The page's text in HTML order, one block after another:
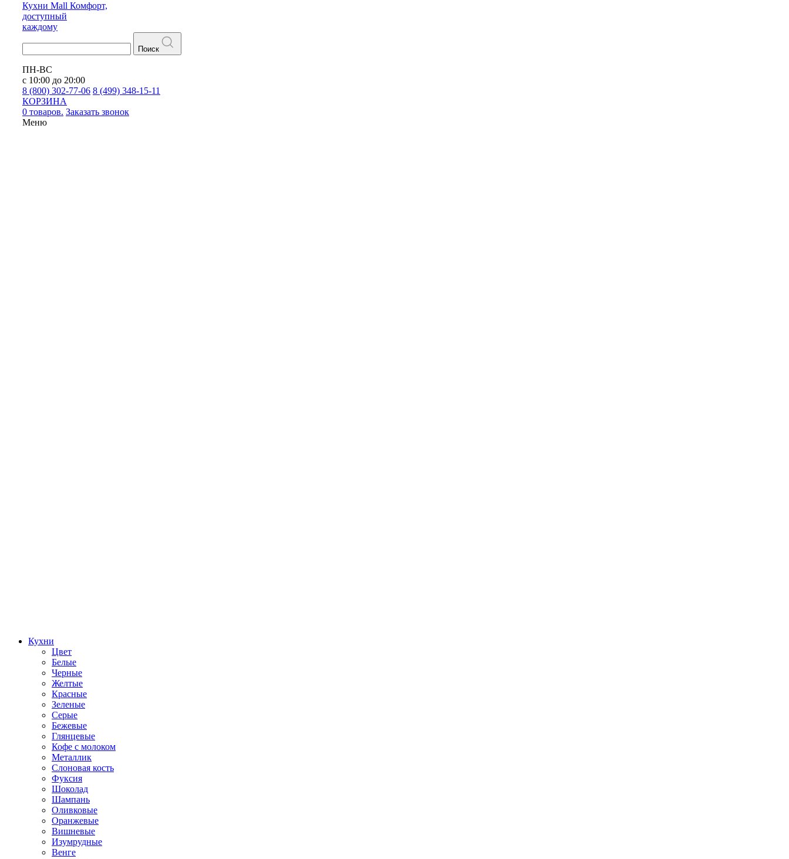
Кухни Mall Комфорт,
доступный
каждому
Поиск
ПН-ВС
с 10:00 до 20:00
8 (800) 302-77-06 8 (499) 348-15-11
КОРЗИНА
0 товаров. Заказать звонок
Меню
Кухни
Цвет
Белые
Черные
Желтые
Красные
Зеленые
Серые
Бежевые
Глянцевые
Кофе с молоком
Металлик
Слоновая кость
Фуксия
Шоколад
Шампань
Оливковые
Оранжевые
Вишневые
Изумрудные
Венге